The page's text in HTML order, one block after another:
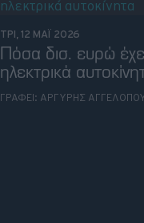
ΤΡΙ, 12 ΜΑΪ 2026
Πόσα δισ. ευρώ
ηλεκτρικά
ΓΡΑΦΕΙ: ΑΡΓΥΡΗΣ